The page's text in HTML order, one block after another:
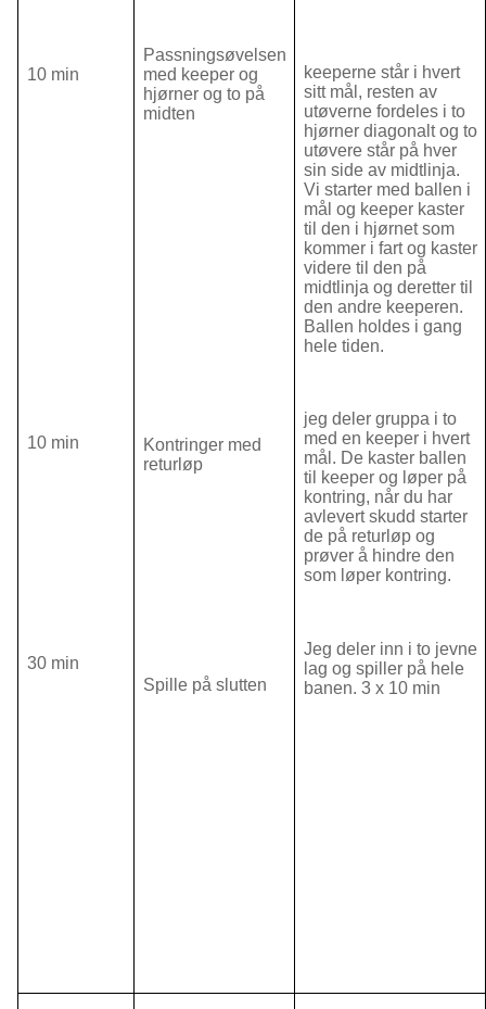
10 min
10 min
30 min
Passningsøvelsen
med keeper og
hjørner og to på
midten
Kontringer med
returløp
Spille på slutten
keeperne står i hvert
sitt mål, resten av
utøverne fordeles i to
hjørner diagonalt og to
utøvere står på hver
sin side av midtlinja.
Vi starter med ballen i
mål og keeper kaster
til den i hjørnet som
kommer i fart og kaster
videre til den på
midtlinja og deretter til
den andre keeperen.
Ballen holdes i gang
hele tiden.
jeg deler gruppa i to
med en keeper i hvert
mål. De kaster ballen
til keeper og løper på
kontring, når du har
avlevert skudd starter
de på returløp og
prøver å hindre den
som løper kontring.
Jeg deler inn i to jevne
lag og spiller på hele
banen. 3 x 10 min